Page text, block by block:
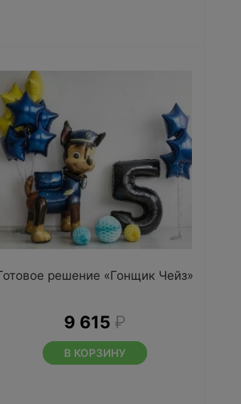
решение «Гонщик Чейз»
9 615 ₽
В КОРЗИНУ